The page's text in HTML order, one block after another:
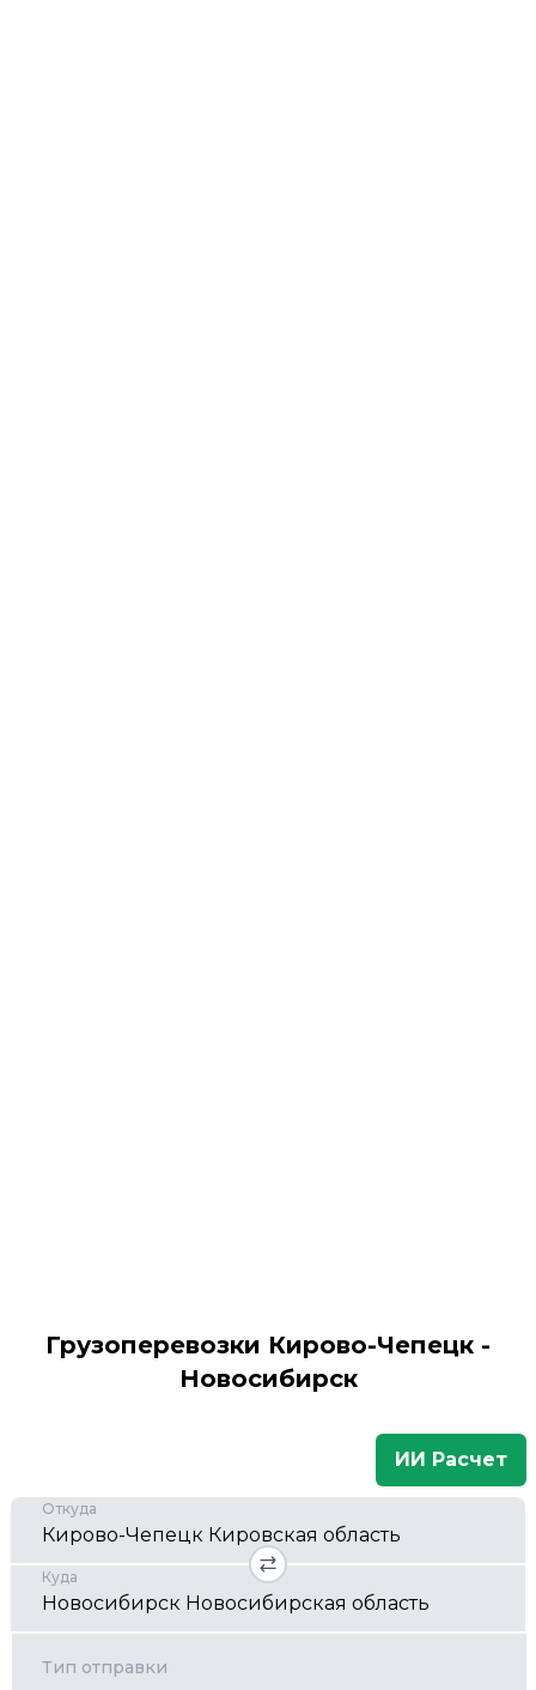
Грузоперевозки Кирово-Чепецк -
Новосибирск
ИИ Расчет
Откуда
Куда
Тип отправки